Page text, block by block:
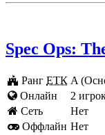
Spec Ops:
Ранг ЕТК A
Онлайн
2
Cеть
Нет
Оффлайн Нет